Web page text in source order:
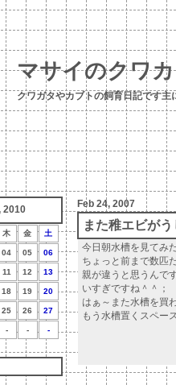
マサイのクワ
クワガタやカブトの飼育日記です
2010
木 金 土
04 05 06
11 12 13
18 19 20
25 26 27
- - -
Feb 24, 2007
また稚エビが
今日朝水槽を見てみ
ちょっと前まで数匹
親が違うと思うんで
いすぎですね＾＾；
はぁ～また水槽を買
もう水槽置くスペー